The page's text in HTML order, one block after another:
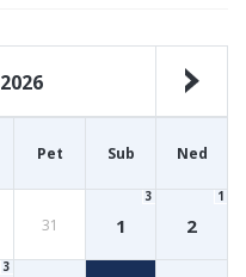
2026
Pet Sub Ned
31 1
3
2
1
3